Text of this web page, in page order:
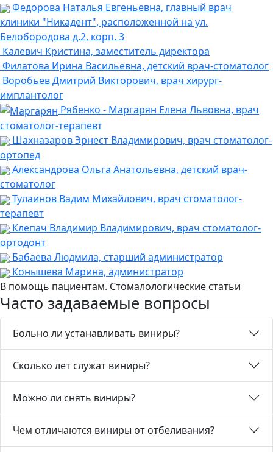
Федорова Наталья Евгеньевна, главный врач
клиники "Никадент", расположенной на ул.
Белобородова д.2, корп. 3
Калевич Кристина, заместитель директора
Филатова Ирина Васильевна, детский врач-стоматолог
Воробьев Дмитрий Викторович, врач хирург-
имплантолог
Рябенко - Маргарян Елена Львовна, врач
стоматолог-терапевт
Шахназаров Эрнест Владимирович, врач стоматолог-
ортопед
Александрова Ольга Анатольевна, детский врач-
стоматолог
Тулаинов Вадим Михайлович, врач стоматолог-
терапевт
Клепач Владимир Владимирович, врач стоматолог-
ортодонт
Бабаева Людмила, старший администратор
Конышева Марина, администратор
В помощь пациентам. Стомалологические статьи
Часто задаваемые вопросы
Больно ли устанавливать виниры?
Сколько лет служат виниры?
Можно ли снять виниры?
Чем отличаются виниры от отбеливания?